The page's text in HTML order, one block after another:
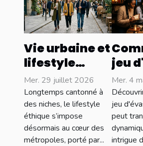
Vie urbaine et
lifestyle
éthique :
concilier
style et
conscience
sociale
Mer. 29 juillet 2026
Longtemps cantonné à
des niches, le lifestyle
éthique s’impose
désormais au cœur des
métropoles, porté par...
jeu
les
Mer. 4
jeu
peut
intrigue